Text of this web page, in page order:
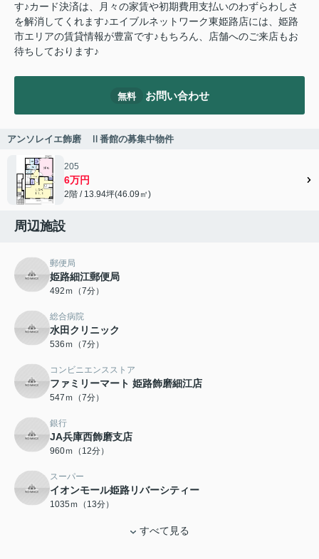
す♪カード決済は、月々の家賃や初期費用支払いのわずらわしさ
を解消してくれます♪エイブルネットワーク東姫路店には、姫路
市エリアの賃貸情報が豊富です♪もちろん、店舗へのご来店もお
待ちしております♪
無料 お問い合わせ
アンソレイエ飾磨 Ⅱ番館の募集中物件
205
6万円
2階 / 13.94坪(46.09㎡)
周辺施設
郵便局
姫路細江郵便局
492ｍ（7分）
総合病院
水田クリニック
536ｍ（7分）
コンビニエンスストア
ファミリーマート 姫路飾磨細江店
547ｍ（7分）
銀行
JA兵庫西飾磨支店
960ｍ（12分）
スーパー
イオンモール姫路リバーシティー
1035ｍ（13分）
すべて見る